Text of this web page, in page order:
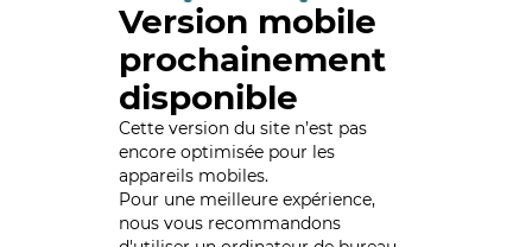
Version mobile
prochainement
disponible
Cette version du site n’est pas
encore optimisée pour les
appareils mobiles.
Pour une meilleure expérience,
nous vous recommandons